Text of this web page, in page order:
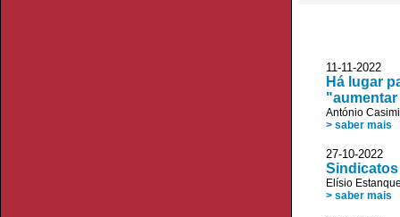
11-11-2022
Há lugar
António
> saber mais
27-10-
Sindicatos
Elísio
> saber mais